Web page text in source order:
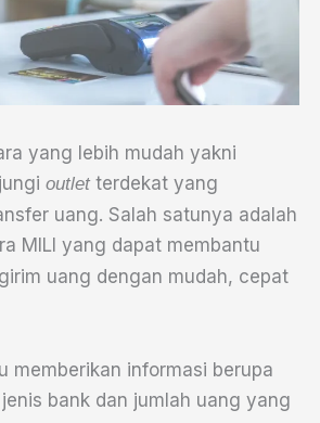
yang lebih mudah yakni
outletterdekat yang
uang. Salah satunya adalah
MILI yang dapat membantu
uang dengan mudah, cepat
memberikan informasi berupa
bank dan jumlah uang yang